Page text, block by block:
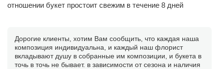
отношении букет простоит свежим в течение 8 дней
Дорогие клиенты, хотим Вам сообщить, что каждая наша
композиция индивидуальна, и каждый наш флорист
вкладывают душу в собранные им композиции, и букета в
точь в точь не бывает. в зависимости от сезона и наличия